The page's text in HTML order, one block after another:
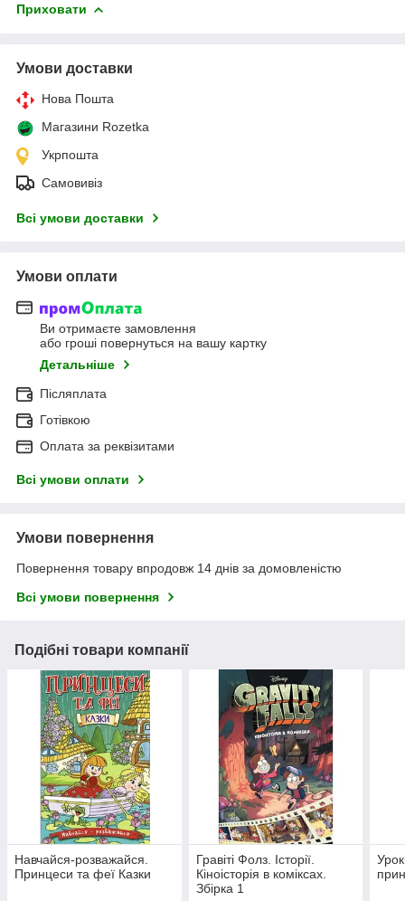
Приховати
Умови доставки
Нова Пошта
Магазини Rozetka
Укрпошта
Самовивіз
Всі умови доставки
Умови оплати
Ви отримаєте замовлення
або гроші повернуться на вашу картку
Детальніше
Післяплата
Готівкою
Оплата за реквізитами
Всі умови оплати
Умови повернення
Повернення товару впродовж 14 днів за домовленістю
Всі умови повернення
Подібні товари компанії
Навчайся-розважайся.
Принцеси та феї Казки
Гравіті Фолз. Історії.
Кіноісторія в коміксах.
Збірка 1